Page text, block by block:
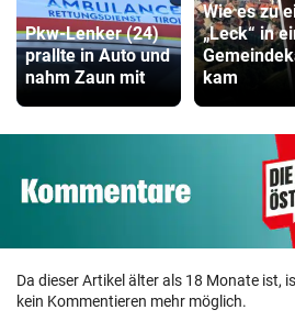
Pkw-Lenker (24)
prallte in Auto und
nahm Zaun mit
Wie es zu
„Leck“ in
kam
Da dieser Artikel älter als 18 Monate ist,
kein Kommentieren mehr möglich.